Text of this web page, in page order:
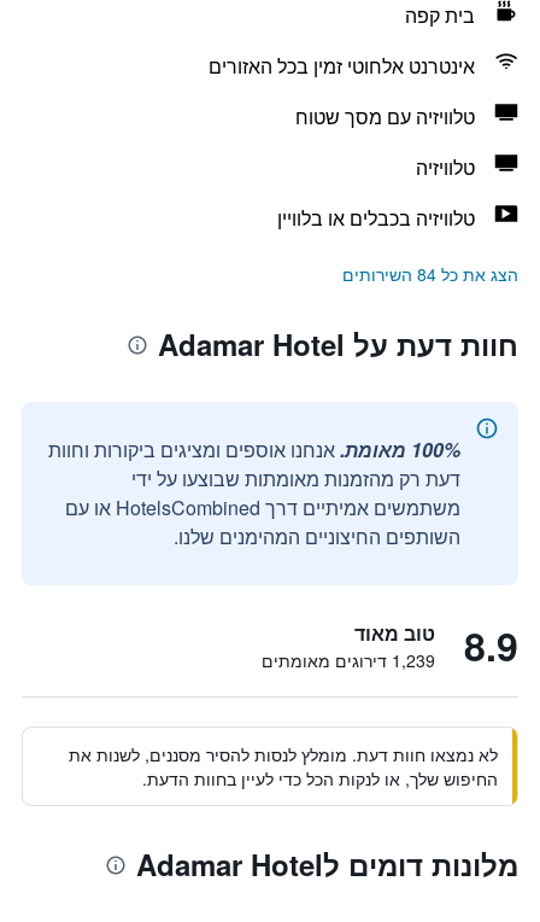
בית קפה
אינטרנט אלחוטי זמין בכל האזורים
טלוויזיה עם מסך שטוח
טלוויזיה
טלוויזיה בכבלים או בלוויין
הצג את כל 84 השירותים
חוות דעת על Adamar Hotel
100% מאומת.
אנחנו אוספים ומציגים ביקורות וחוות
דעת רק מהזמנות מאומתות שבוצעו על ידי
משתמשים אמיתיים דרך HotelsCombined או עם
השותפים החיצוניים המהימנים שלנו.
8.9 טוב מאוד
1,239 דירוגים מאומתים
לא נמצאו חוות דעת. מומלץ לנסות להסיר מסננים, לשנות את
החיפוש שלך, או לנקות הכל כדי לעיין בחוות הדעת.
מלונות דומים לAdamar Hotel